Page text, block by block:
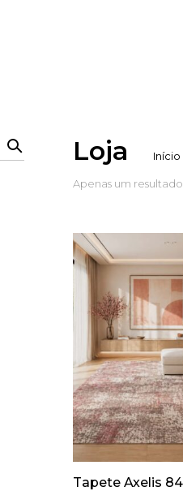
Loja Início
Apenas um resultado
Tapete Axelis